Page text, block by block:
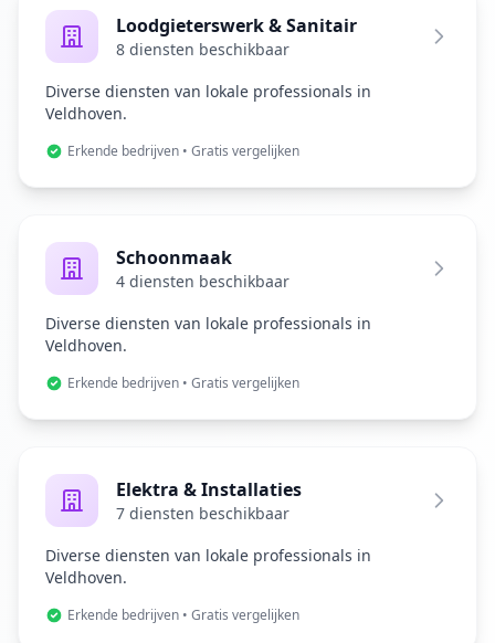
Loodgieterswerk & Sanitair
8 diensten beschikbaar
Diverse diensten van lokale professionals in
Veldhoven.
Erkende bedrijven • Gratis vergelijken
Schoonmaak
4 diensten beschikbaar
Diverse diensten van lokale professionals in
Veldhoven.
Erkende bedrijven • Gratis vergelijken
Elektra & Installaties
7 diensten beschikbaar
Diverse diensten van lokale professionals in
Veldhoven.
Erkende bedrijven • Gratis vergelijken